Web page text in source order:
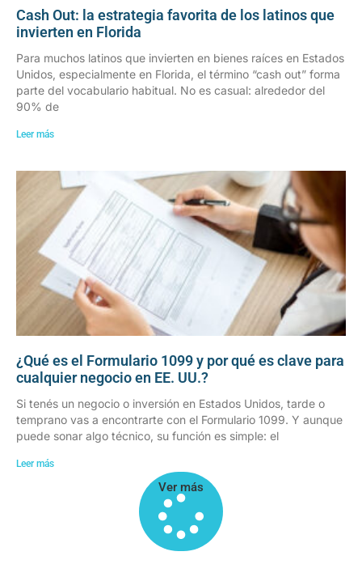
Cash Out: la estrategia favorita de los latinos que
invierten en Florida
Para muchos latinos que invierten en bienes raíces en Estados
Unidos, especialmente en Florida, el término “cash out” forma
parte del vocabulario habitual. No es casual: alrededor del
90% de
Leer más
¿Qué es el Formulario 1099 y por qué es clave para
cualquier negocio en EE. UU.?
Si tenés un negocio o inversión en Estados Unidos, tarde o
temprano vas a encontrarte con el Formulario 1099. Y aunque
puede sonar algo técnico, su función es simple: el
Leer más
Ver más